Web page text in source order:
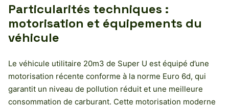
Particularités techniques :
motorisation et équipements du
véhicule
Le véhicule utilitaire 20m3 de Super U est équipé d’une
motorisation récente conforme à la norme Euro 6d, qui
garantit un niveau de pollution réduit et une meilleure
consommation de carburant. Cette motorisation moderne